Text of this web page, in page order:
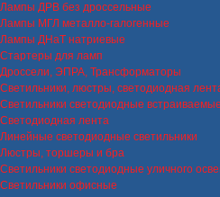
Лампы ДРВ без дроссельные
Лампы МГЛ металло-галогенные
Лампы ДНаТ натриевые
Стартеры для ламп
Дроссели, ЭПРА, Трансформаторы
Светильники, люстры, светодиодная
Светильники светодиодные
Светодиодная лента
Линейные светодиодные светильники
Люстры, торшеры и бра
Светильники светодиодные уличного
Светильники офисные